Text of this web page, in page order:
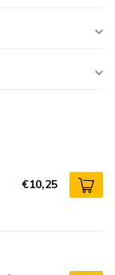
€10,25